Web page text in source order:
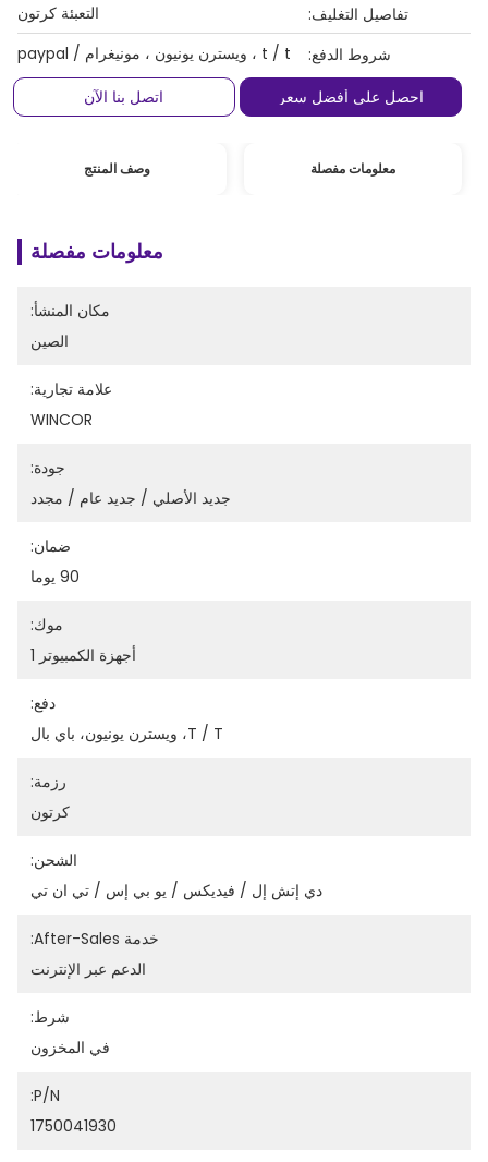
تفاصيل التغليف:
التعبئة كرتون
شروط الدفع:
t / t ، ويسترن يونيون ، مونيغرام / paypal
احصل على أفضل سعر
اتصل بنا الآن
معلومات مفصلة وصف المنتج
معلومات مفصلة
مكان المنشأ:
الصين
علامة تجارية:
WINCOR
جودة:
جديد الأصلي / جديد عام / مجدد
ضمان:
90 يوما
موك:
أجهزة الكمبيوتر 1
دفع:
T / T، ويسترن يونيون، باي بال
رزمة:
كرتون
الشحن:
دي إتش إل / فيديكس / يو بي إس / تي ان تي
خدمة After-Sales:
الدعم عبر الإنترنت
شرط:
في المخزون
P/N:
1750041930